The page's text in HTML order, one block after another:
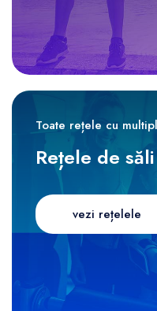
Toate rețele cu
Rețele de
vezi rețelele